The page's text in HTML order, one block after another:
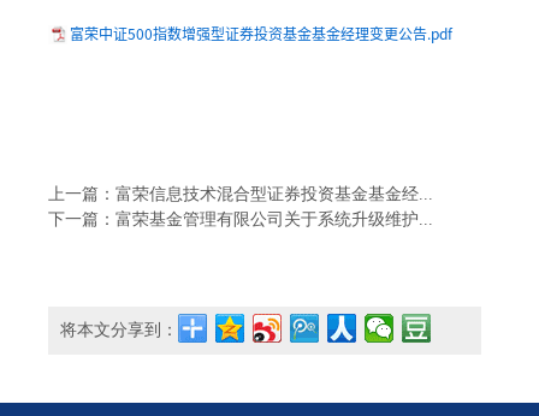
富荣中证500指数增强型证券投资基金基金经理变更公告.pdf
上一篇：富荣信息技术混合型证券投资基金基金经...
下一篇：富荣基金管理有限公司关于系统升级维护...
将本文分享到：